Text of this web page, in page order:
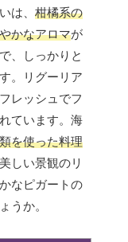
は、 柑橘系の
かなアロマが
、しっかりと
。リグーリア
レッシュでフ
ています。海
を使った料理
しい景観のリ
なピガートの
うか。